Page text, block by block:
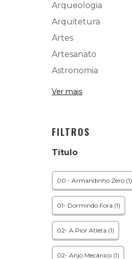
Arqueologia
Arquitetura
Artes
Artesanato
Astronomia
Ver mais
FILTROS
Título
00 - Armandinho Zero (1)
01- Dormindo Fora (1)
02- A Pior Atleta (1)
02- Anjo Mecânico (1)